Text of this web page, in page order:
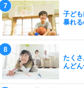
子ども
暴れる
たく
んどん